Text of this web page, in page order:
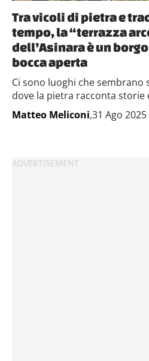
Tra vicoli di pietra e
tempo, la “terrazza
dell’Asinara è un
bocca aperta
Ci sono luoghi che sembrano
dove la pietra racconta storie
Matteo Meliconi,31 Ago 2025